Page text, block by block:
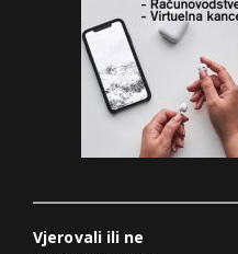
Vjerovali ili ne